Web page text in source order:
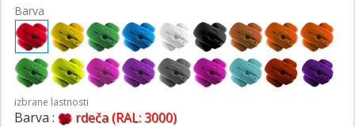
Barva
izbrane lastnosti
Barva : rdeča (RAL: 3000)